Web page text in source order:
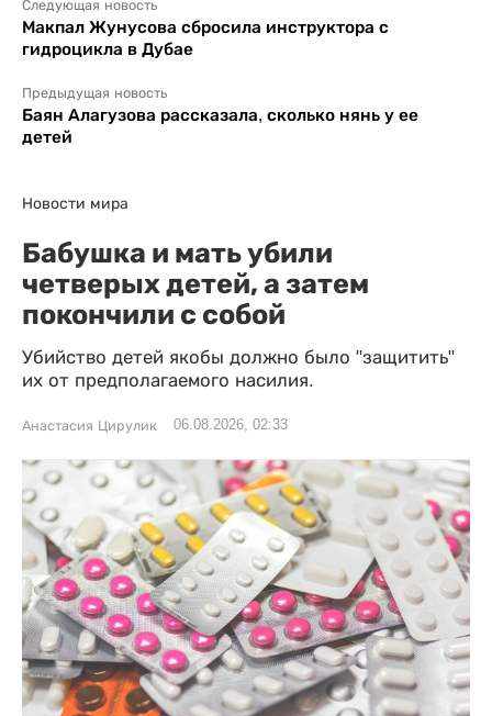
Следующая новость
Макпал Жунусова сбросила инструктора с
гидроцикла в Дубае
Предыдущая новость
Баян Алагузова рассказала, сколько нянь у ее
детей
Новости мира
Бабушка и мать убили
четверых детей, а затем
покончили с собой
Убийство детей якобы должно было "защитить"
их от предполагаемого насилия.
Анастасия Цирулик 06.08.2026, 02:33